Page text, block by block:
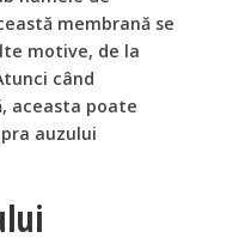
membrană se
motive, de la
când
aceasta poate
auzului